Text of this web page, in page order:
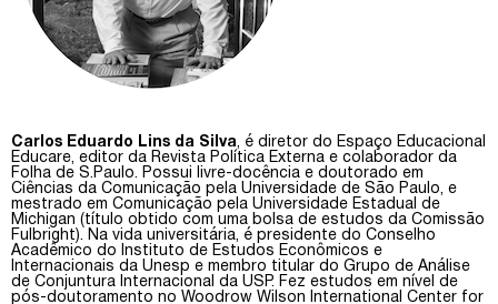
Carlos Eduardo Lins da Silva, é diretor do Espaço Educacional
Educare, editor da Revista Política Externa e colaborador da
Folha de S.Paulo. Possui livre-docência e doutorado em
Ciências da Comunicação pela Universidade de São Paulo, e
mestrado em Comunicação pela Universidade Estadual de
Michigan (título obtido com uma bolsa de estudos da Comissão
Fulbright). Na vida universitária, é presidente do Conselho
Acadêmico do Instituto de Estudos Econômicos e
Internacionais da Unesp e membro titular do Grupo de Análise
de Conjuntura Internacional da USP. Fez estudos em nível de
pós-doutoramento no Woodrow Wilson International Center for